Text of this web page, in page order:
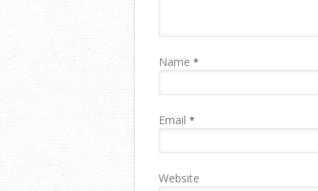
Name *
Email *
Website